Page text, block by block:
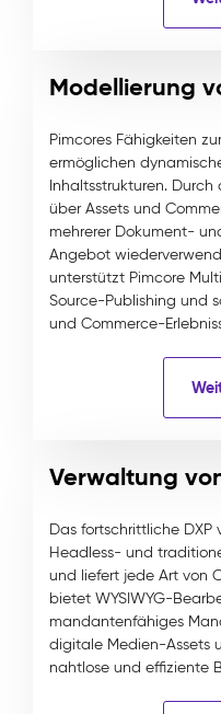
Modellierung
Pimcores Fähigkeiten
ermöglichen
Inhaltsstrukturen.
über Assets und
mehrerer Dokument-
Angebot
unterstützt Pimcore
Source-Publishing und
und Commerce-
Verwaltung
Das fortschrittliche DXP
Headless- und
und liefert jede Art von
bietet WYSIWYG-
mandantenfähiges
digitale Medien-Assets
nahtlose und effiziente